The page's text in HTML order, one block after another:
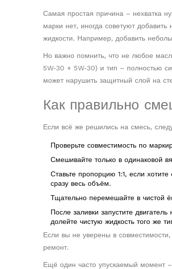
Самая простая причина – нехватка
марки нет, иногда советуют
жидкости. Например, добавить
Но важно помнить, что не любое
5W‑30 + 5W‑30) и тип – полностью
может нарушить защитный слой на
Как правильно
Если всё же решились на смесь,
Проверьте совместимость по
Смешивайте только в одинаковой
Ставьте пропорцию 1:1, если
сразу весь объём.
Тщательно перемешайте в чистой
После заливки запустите
долейте чистую жидкость того же
Если вы не уверены в
ремонт.
Ещё один часто упускаемый момент